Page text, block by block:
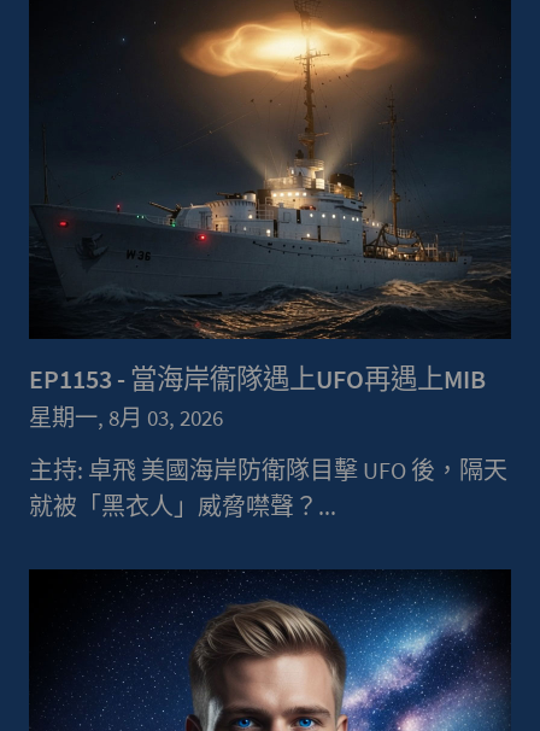
EP1153 - 當海岸衞隊遇上UFO再遇上MIB
星期一, 8月 03, 2026
主持: 卓飛 美國海岸防衛隊目擊 UFO 後，隔天
就被「黑衣人」威脅噤聲？...